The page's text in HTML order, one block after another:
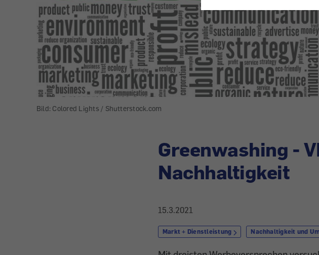
Bild: Colored Lights / Shutterstock.com
Greenwashing -
Nachhaltigkeit
15.3.2021
Markt + Dienstleistung Nachhaltigkeit und